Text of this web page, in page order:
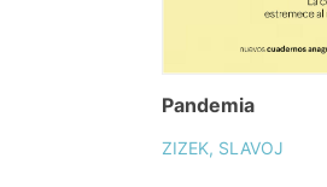
Pandemia
ZIZEK, SLAVOJ